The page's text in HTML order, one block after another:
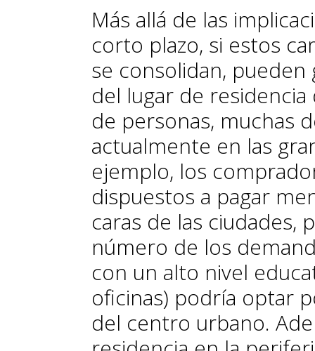
Más allá de las
corto plazo, si estos
se consolidan,
del lugar de
de personas, muchas
actualmente en las
ejemplo, los
dispuestos a pagar
caras de las
número de los
con un alto nivel
oficinas) podría optar
del centro urbano.